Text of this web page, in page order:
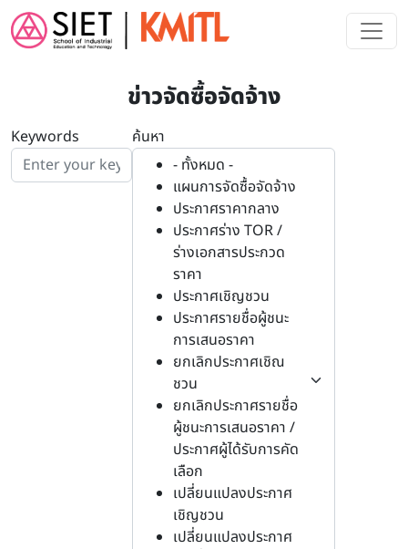
Skip to main content
ข่าวจัดซื้อจัดจ้าง
Keywords
ค้นหา
- ทั้งหมด -
แผนการจัดซื้อจัดจ้าง
ประกาศราคากลาง
ประกาศร่าง TOR /
ร่างเอกสารประกวด
ราคา
ประกาศเชิญชวน
ประกาศรายชื่อผู้ชนะ
การเสนอราคา
ยกเลิกประกาศเชิณ
ชวน
ยกเลิกประกาศรายชื่อ
ผู้ชนะการเสนอราคา /
ประกาศผู้ได้รับการคัด
เลือก
เปลี่ยนแปลงประกาศ
เชิญชวน
เปลี่ยนแปลงประกาศ